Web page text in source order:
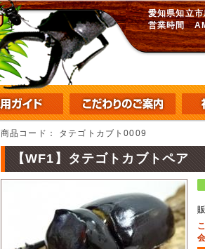
愛知県知立
営業時間
商品コード： タテゴトカブト0009
【WF1】タテゴトカブトペア